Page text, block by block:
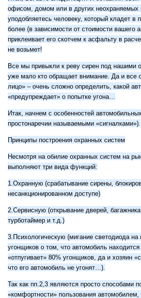
офисом, домом или в других
уподобляетесь человеку, который кладет в
более (в зависимости от стоимости вашего
приклеивает его скотчем к асфальту в
не возьмет!
Все мы привыкли к реву сирен под нашими
уже мало кто обращает внимание. Да и все
лицо» – очень сложно определить, какой
«предупреждает» о попытке угона…
Итак, начнем с особенностей
простонаречии называемыми «сигналками»).
Принципы построения охранных систем
Несмотря на обилие охранных систем на
выполняют три вида функций:
1.Охранную (срабатывание сирены,
несанкционированном доступе)
2.Сервисную (открывание дверей,
турботаймер и т.д.)
3.Психологическую (мигание светодиода
угонщиков о том, что автомобиль
«отпугивает» 80% угонщиков, да и хозяин
что его автомобиль не угонят…).
Так как пп.2,3 являются просто способами
«комфортности» пользования